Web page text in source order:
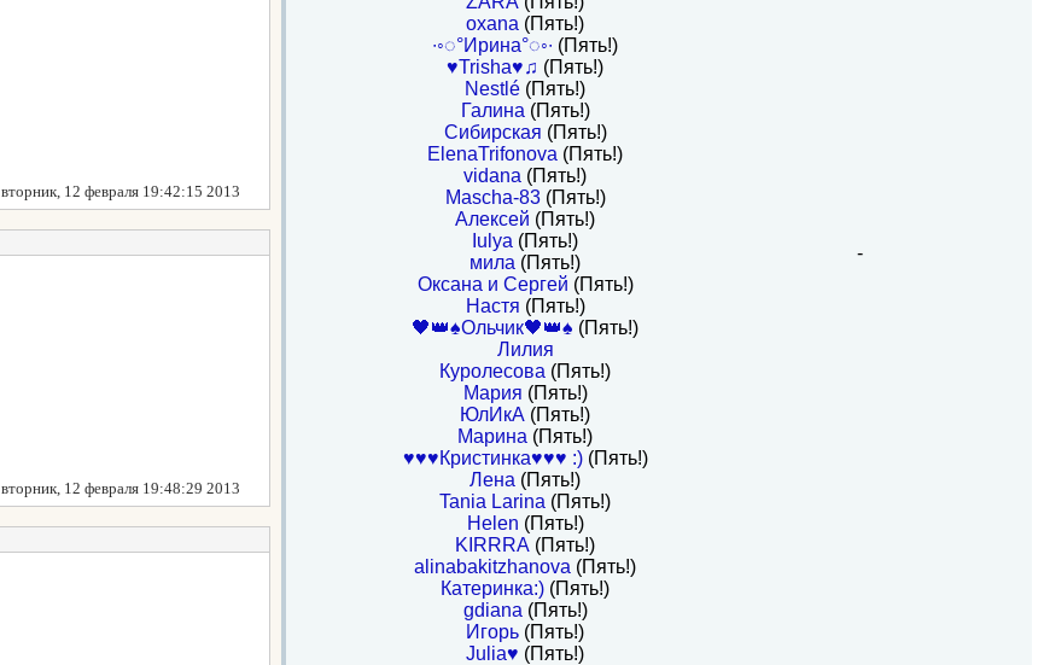
вторник, 12 февраля 19:42:15 2013
вторник, 12 февраля 19:48:29 2013
oxana (Пять!)
∙◦◌°Ирина°◌◦∙ (Пять!)
♥Trisha♥♫ (Пять!)
Nestlé (Пять!)
Галина (Пять!)
Сибирская (Пять!)
ElenaTrifonova (Пять!)
vidana (Пять!)
Mascha-83(Пять!)
Алексей (Пять!)
Iulya (Пять!)
мила (Пять!)
Оксана и Сергей (Пять!)
Настя (Пять!)
🖤👑♠️Ольчик🖤👑♠️ (Пять!)
Лилия
Куролесова (Пять!)
Мария (Пять!)
ЮлИкА (Пять!)
Марина (Пять!)
♥♥♥Кристинка♥♥♥ :)(Пять!)
Лена (Пять!)
Tania Larina (Пять!)
Helen (Пять!)
KIRRRA (Пять!)
alinabakitzhanova (Пять!)
Катеринка:) (Пять!)
gdiana (Пять!)
Игорь (Пять!)
Julia♥ (Пять!)
-